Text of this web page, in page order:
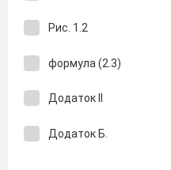
Рис. 1.2
формула (2.3)
Додаток II
Додаток Б.